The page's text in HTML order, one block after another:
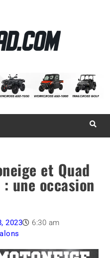
et Quad
une occasion
2023
6:30 am